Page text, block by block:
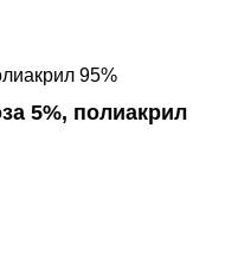
95%
5%, полиакрил